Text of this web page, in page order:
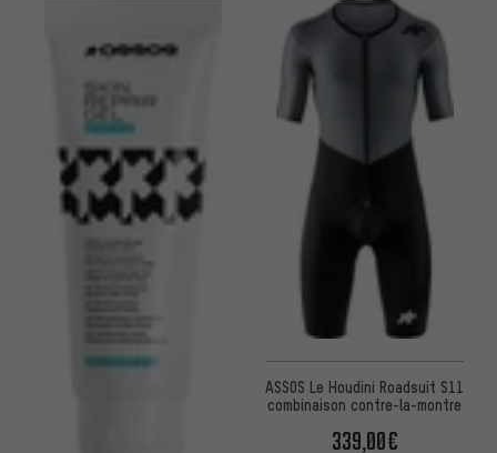
ASSOS Le Houdini Roadsuit S11
combinaison contre-la-montre
339,00€